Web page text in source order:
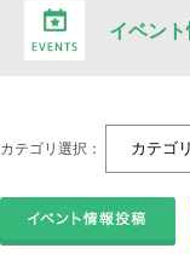
イベント
カテゴリ選択：